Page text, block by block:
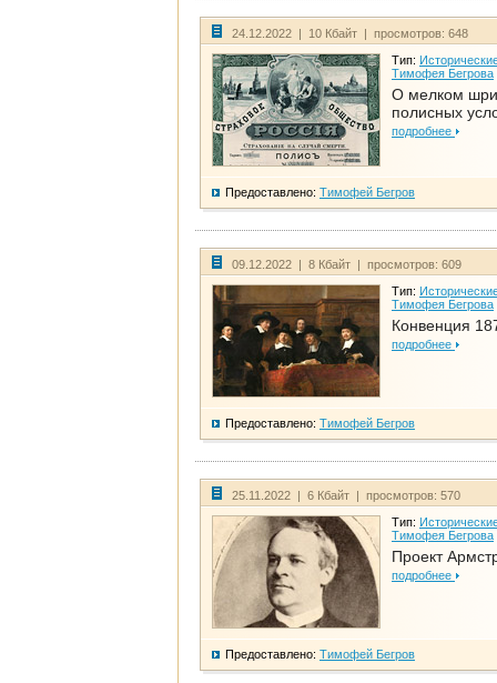
24.12.2022 | 10 Кбайт | просмотров: 648
Тип:
Тимофея Бегрова
О мелком
полисных
подробнее
Предоставлено: Тимофей Бегров
09.12.2022 | 8 Кбайт | просмотров: 609
Тип:
Тимофея Бегрова
Конвенция
подробнее
Предоставлено: Тимофей Бегров
25.11.2022 | 6 Кбайт | просмотров: 570
Тип:
Тимофея Бегрова
Проект
подробнее
Предоставлено: Тимофей Бегров